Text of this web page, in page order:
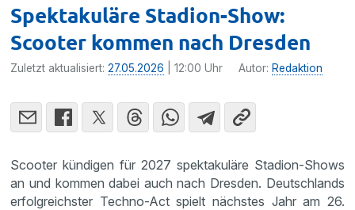
Spektakuläre Stadion-Show:
Scooter kommen nach Dresden
Zuletzt aktualisiert:27.05.2026 | 12:00 Uhr Autor: Redaktion
Scooter kündigen für 2027 spektakuläre Stadion-Shows
an und kommen dabei auch nach Dresden. Deutschlands
erfolgreichster Techno-Act spielt nächstes Jahr am 26.